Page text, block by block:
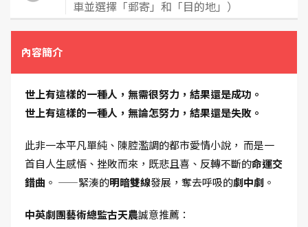
車並選擇「郵寄」和「目的地」）
內容簡介
世上有這樣的一種人，無需很努力，結果還是成功。
世上有這樣的一種人，無論怎努力，結果還是失敗。
此非一本平凡單純、陳腔濫調的都市愛情小說， 而是一
首自人生感悟、挫敗而來，既悲且喜、反轉不斷的命運交
錯曲 。 ——緊湊的明暗雙線發展，奪去呼吸的劇中劇 。
中英劇團藝術總監古天農誠意推薦：